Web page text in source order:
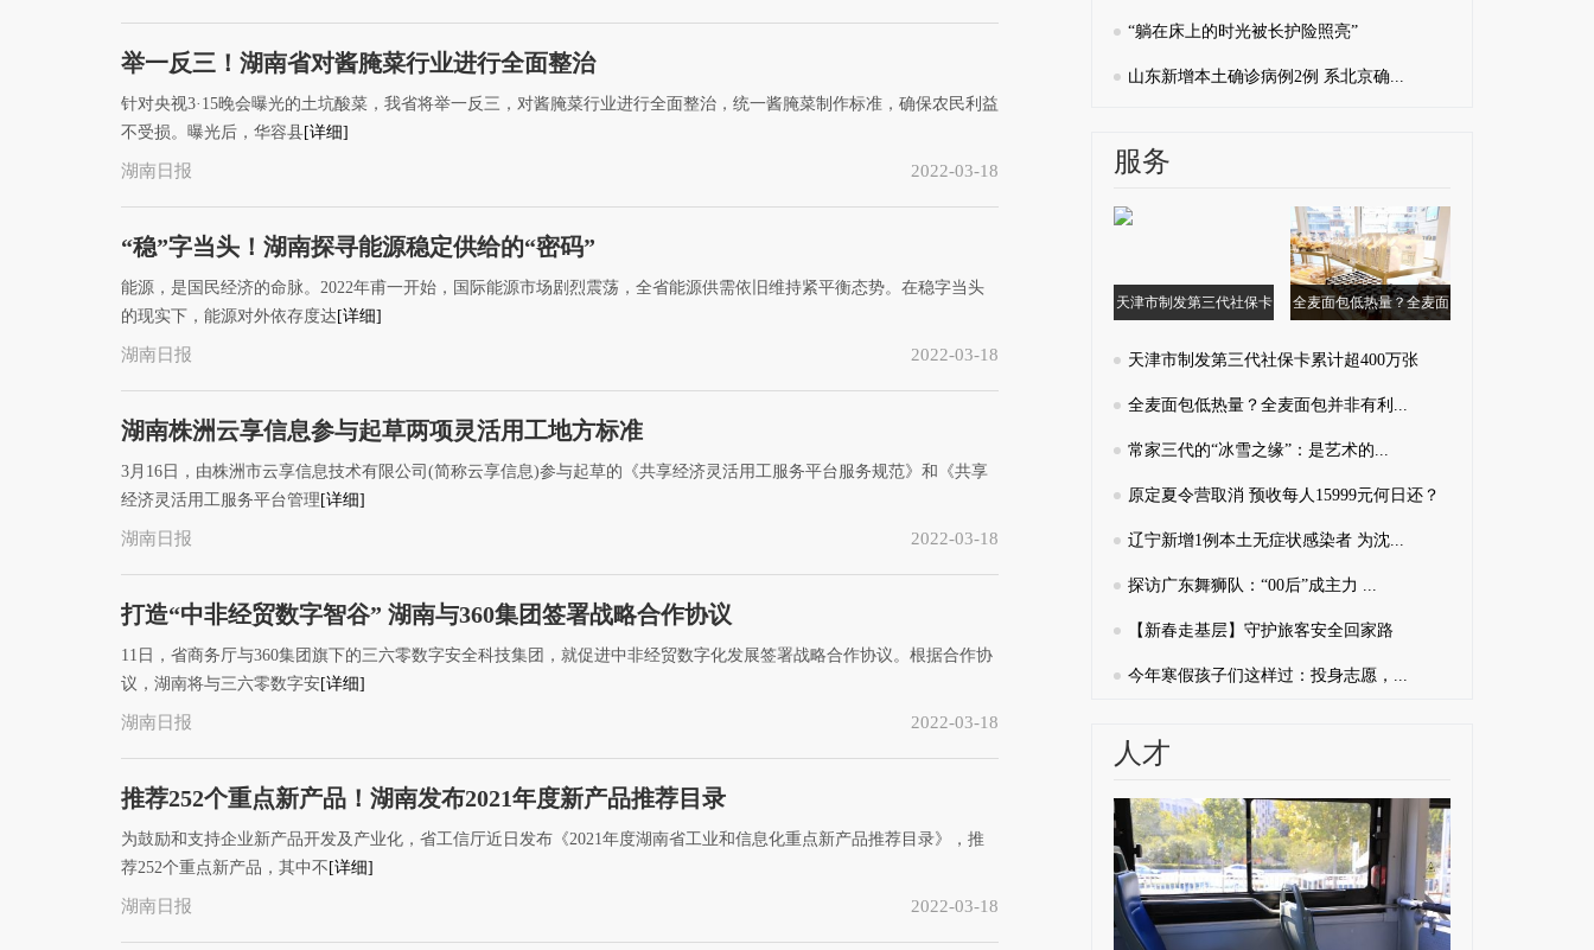
举一反三！湖南省对酱腌菜行业进行全面整治
针对央视3·15晚会曝光的土坑酸菜，我省将举一反三，对酱腌菜行业进行全面整治，统一酱腌菜制作标准，确保农民利益
不受损。曝光后，华容县[详细]
湖南日报 2022-03-18
“稳”字当头！湖南探寻能源稳定供给的“密码”
能源，是国民经济的命脉。2022年甫一开始，国际能源市场剧烈震荡，全省能源供需依旧维持紧平衡态势。在稳字当头
的现实下，能源对外依存度达 [详细]
湖南日报 2022-03-18
湖南株洲云享信息参与起草两项灵活用工地方标准
3月16日，由株洲市云享信息技术有限公司(简称云享信息)参与起草的《共享经济灵活用工服务平台服务规范》和《共享
经济灵活用工服务平台管理 [详细]
湖南日报 2022-03-18
打造“中非经贸数字智谷” 湖南与360集团签署战略合作协议
11日，省商务厅与360集团旗下的三六零数字安全科技集团，就促进中非经贸数字化发展签署战略合作协议。根据合作协
议，湖南将与三六零数字安[详细]
湖南日报 2022-03-18
推荐252个重点新产品！湖南发布2021年度新产品推荐目录
为鼓励和支持企业新产品开发及产业化，省工信厅近日发布《2021年度湖南省工业和信息化重点新产品推荐目录》，推
荐252个重点新产品，其中不 [详细]
湖南日报 2022-03-18
“躺在床上的时光被长护险照亮”
山东新增本土确诊病例2例 系北京确...
服务
天津市制发第三代社保卡 全麦面包低热量？全麦面
天津市制发第三代社保卡累计超400万张
全麦面包低热量？全麦面包并非有利...
常家三代的“冰雪之缘”：是艺术的...
原定夏令营取消 预收每人15999元何日还？
辽宁新增1例本土无症状感染者 为沈...
探访广东舞狮队：“00后”成主力 ...
【新春走基层】守护旅客安全回家路
今年寒假孩子们这样过：投身志愿，...
人才